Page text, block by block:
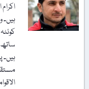
ہیں۔